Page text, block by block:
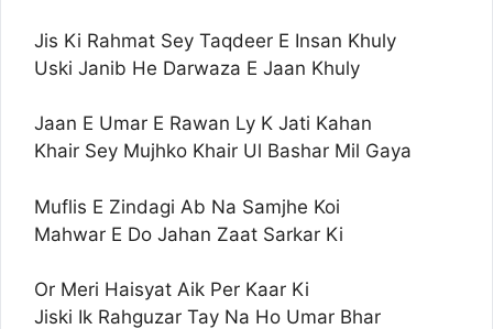
Jis Ki Rahmat Sey Taqdeer E Insan Khuly
Uski Janib He Darwaza E Jaan Khuly
Jaan E Umar E Rawan Ly K Jati Kahan
Khair Sey Mujhko Khair Ul Bashar Mil Gaya
Muflis E Zindagi Ab Na Samjhe Koi
Mahwar E Do Jahan Zaat Sarkar Ki
Or Meri Haisyat Aik Per Kaar Ki
Jiski Ik Rahguzar Tay Na Ho Umar Bhar